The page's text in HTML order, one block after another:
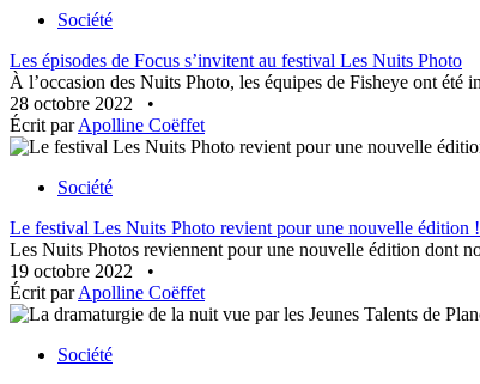
Société
Les épisodes de Focus s’invitent au festival Les Nuits Photo
À l’occasion des Nuits Photo, les équipes de Fisheye ont été
28 octobre 2022
•
Écrit parApolline Coëffet
Société
Le festival Les Nuits Photo revient pour une nouvelle édition !
Les Nuits Photos reviennent pour une nouvelle édition dont
19 octobre 2022
•
Écrit parApolline Coëffet
Société